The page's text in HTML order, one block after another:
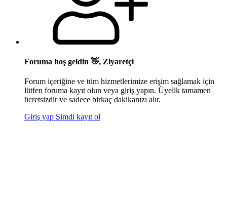
Foruma hoş geldin 👋, Ziyaretçi
Forum içeriğine ve tüm hizmetlerimize erişim sağlamak için
lütfen foruma kayıt olun veya giriş yapın. Üyelik tamamen
ücretsizdir ve sadece birkaç dakikanızı alır.
Giriş yap Şimdi kayıt ol